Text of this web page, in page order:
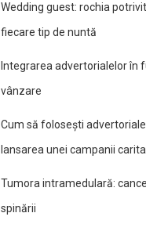
Wedding guest: rochia
fiecare tip de nuntă
Integrarea advertorialelor în
vânzare
Cum să folosești
lansarea unei campanii
Tumora intramedulară:
spinării